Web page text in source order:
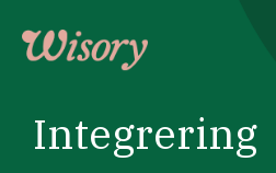
content
Integrering